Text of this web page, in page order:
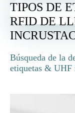
ETIQUETAS
TIPOS DE
RFID DE
Búsqueda de la
etiquetas & UHF